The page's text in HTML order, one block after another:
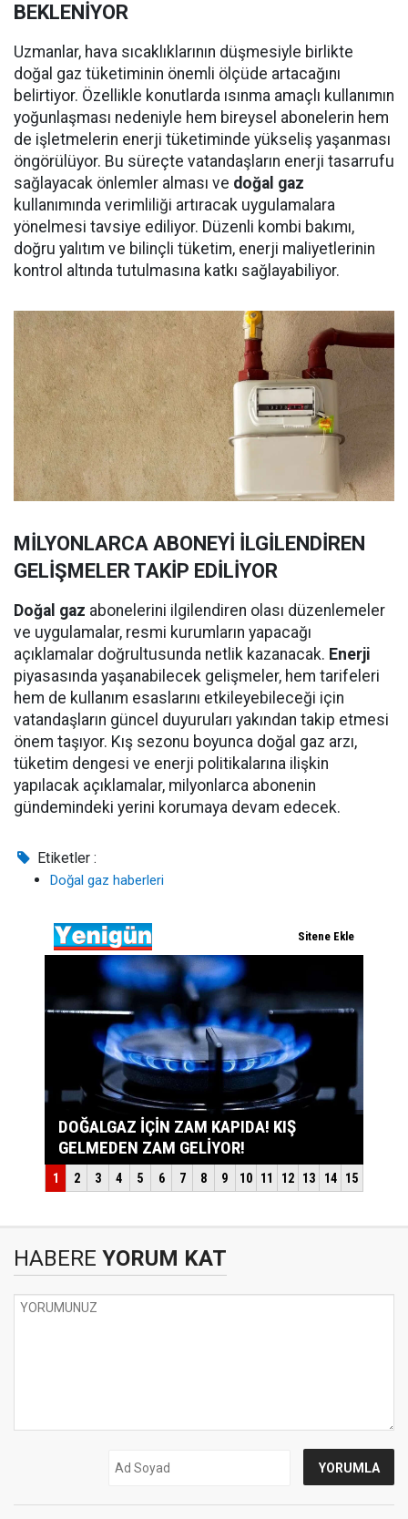
BEKLENİYOR
Uzmanlar, hava sıcaklıklarının düşmesiyle birlikte
doğal gaz tüketiminin önemli ölçüde artacağını
belirtiyor. Özellikle konutlarda ısınma amaçlı kullanımın
yoğunlaşması nedeniyle hem bireysel abonelerin hem
de işletmelerin enerji tüketiminde yükseliş yaşanması
öngörülüyor. Bu süreçte vatandaşların enerji tasarrufu
sağlayacak önlemler alması ve doğal gaz
kullanımında verimliliği artıracak uygulamalara
yönelmesi tavsiye ediliyor. Düzenli kombi bakımı,
doğru yalıtım ve bilinçli tüketim, enerji maliyetlerinin
kontrol altında tutulmasına katkı sağlayabiliyor.
MİLYONLARCA ABONEYİ İLGİLENDİREN
GELİŞMELER TAKİP EDİLİYOR
Doğal gaz abonelerini ilgilendiren olası düzenlemeler
ve uygulamalar, resmi kurumların yapacağı
açıklamalar doğrultusunda netlik kazanacak. Enerji
piyasasında yaşanabilecek gelişmeler, hem tarifeleri
hem de kullanım esaslarını etkileyebileceği için
vatandaşların güncel duyuruları yakından takip etmesi
önem taşıyor. Kış sezonu boyunca doğal gaz arzı,
tüketim dengesi ve enerji politikalarına ilişkin
yapılacak açıklamalar, milyonlarca abonenin
gündemindeki yerini korumaya devam edecek.
Etiketler :
Doğal gaz haberleri
HABERE YORUM KAT